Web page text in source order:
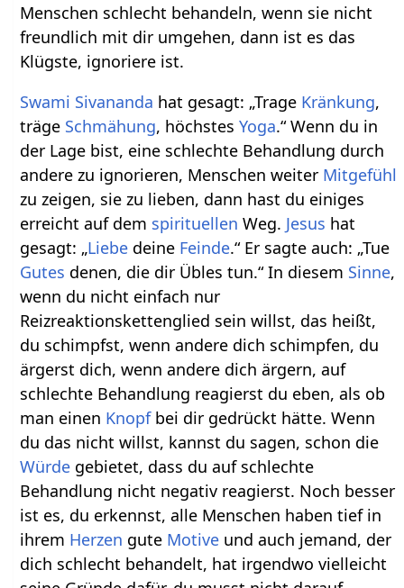
Menschen schlecht behandeln, wenn sie nicht
freundlich mit dir umgehen, dann ist es das
Klügste, ignoriere ist.
Swami Sivananda hat gesagt: „Trage Kränkung,
träge Schmähung, höchstesYoga.“ Wenn du in
der Lage bist, eine schlechte Behandlung durch
andere zu ignorieren, Menschen weiter Mitgefühl
zu zeigen, sie zu lieben, dann hast du einiges
erreicht auf dem spirituellen Weg. Jesus hat
gesagt: „Liebe deine Feinde.“ Er sagte auch: „Tue
Gutes denen, die dir Übles tun.“ In diesem Sinne,
wenn du nicht einfach nur
Reizreaktionskettenglied sein willst, das heißt,
du schimpfst, wenn andere dich schimpfen, du
ärgerst dich, wenn andere dich ärgern, auf
schlechte Behandlung reagierst du eben, als ob
man einen Knopfbei dir gedrückt hätte. Wenn
du das nicht willst, kannst du sagen, schon die
Würde gebietet, dass du auf schlechte
Behandlung nicht negativ reagierst. Noch besser
ist es, du erkennst, alle Menschen haben tief in
ihrem Herzen gute Motive und auch jemand, der
dich schlecht behandelt, hat irgendwo vielleicht